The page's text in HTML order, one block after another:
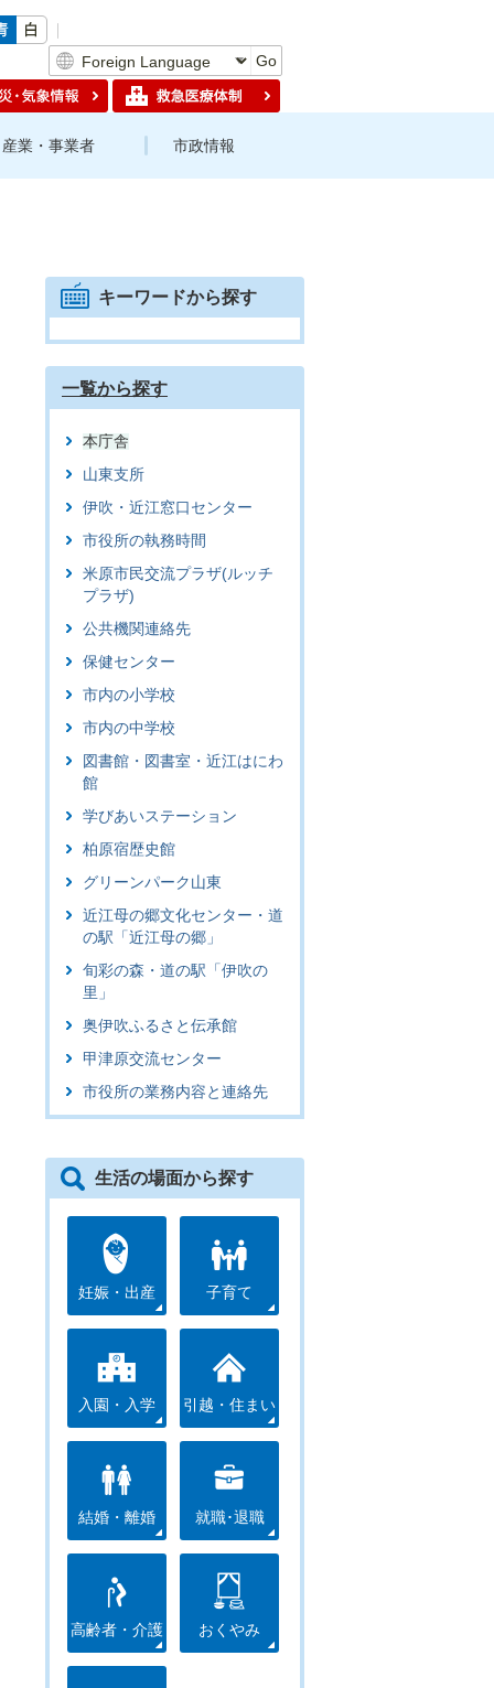
Go
産業・事業者 市政情報
キーワードから探す
一覧から探す
本庁舎
山東支所
伊吹・近江窓口センター
市役所の執務時間
米原市民交流プラザ(ルッチ
プラザ)
公共機関連絡先
保健センター
市内の小学校
市内の中学校
図書館・図書室・近江はにわ
館
学びあいステーション
柏原宿歴史館
グリーンパーク山東
近江母の郷文化センター・道
の駅「近江母の郷」
旬彩の森・道の駅「伊吹の
里」
奥伊吹ふるさと伝承館
甲津原交流センター
市役所の業務内容と連絡先
生活の場面から探す
妊娠・出産 子育て
入園・入学 引越・住まい
結婚・離婚 就職･退職
高齢者・介護 おくやみ